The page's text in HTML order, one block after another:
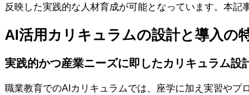
反映した実践的な人材育成が可能となっています。本
AI活用カリキュラムの設計と導入の
実践的かつ産業ニーズに即したカリキュラム設
職業教育でのAIカリキュラムでは、座学に加え実習やプ